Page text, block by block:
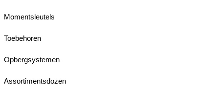
Momentsleutels
Toebehoren
Opbergsystemen
Assortimentsdozen